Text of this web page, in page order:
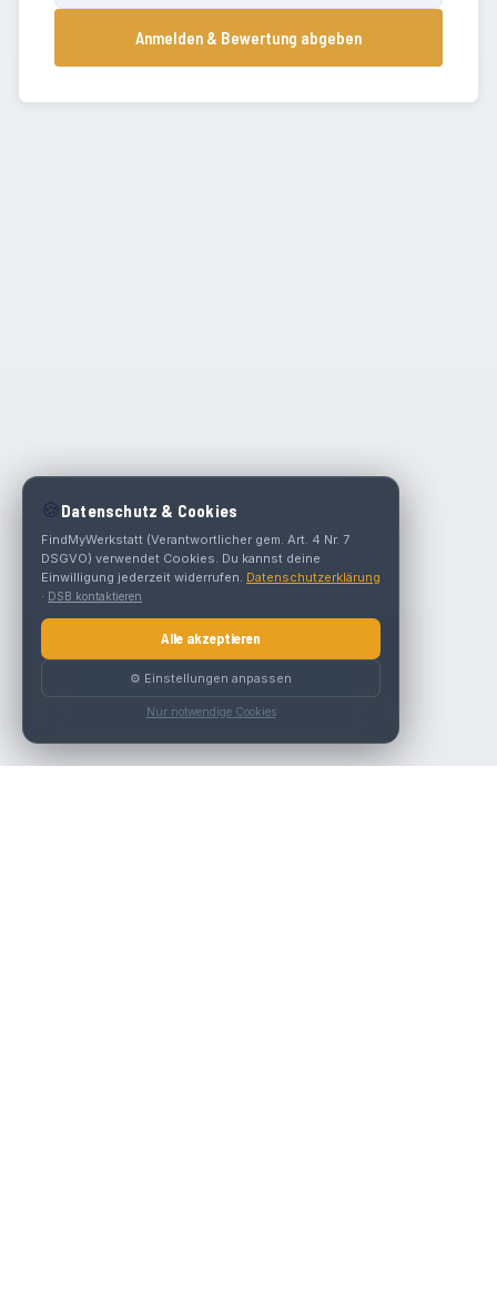
Anmelden & Bewertung abgeben
🍪 Datenschutz & Cookies
FindMyWerkstatt (Verantwortlicher gem. Art. 4 Nr. 7
DSGVO) verwendet Cookies. Du kannst deine
Einwilligung jederzeit widerrufen. Datenschutzerklärung
· DSB kontaktieren
Alle akzeptieren
⚙️ Einstellungen anpassen
Nur notwendige Cookies